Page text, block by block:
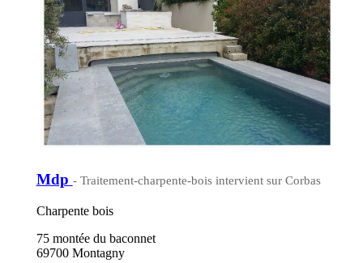
Mdp - Traitement-charpente-bois intervient sur Corbas
Charpente bois
75 montée du baconnet
69700 Montagny